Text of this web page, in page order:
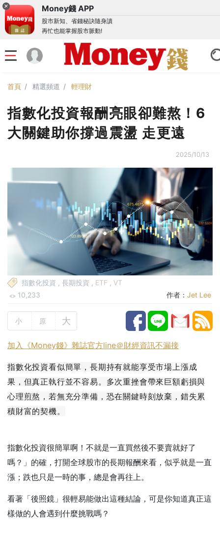
Money錢 APP
股市新知、省錢秘訣隨身讀
再忙也能掌握股市脈動!
首頁 精選頻道 輕理財
指數化投資報酬亮眼卻難熬！6
大關鍵助你撐過震盪 走更遠
2025/10/13
指數化投資 , 長期投資 , ETF , VT
10,233
作者： Jet Lee
小 原 大
加入《Money錢》雜誌官方line＠財經資訊不漏接
指數化投資看似簡單，長期持有就能享受市場上漲成
果，但真正執行並不容易。多次重挫會帶來巨額虧損與
心理煎熬，若無充分準備，恐在關鍵時刻放棄，錯失累
積財富的契機。
指數化投資很簡單啊！不就是一直買然後不要賣就好了
嗎？」的確，打開全球股市的長期報酬來看，似乎就是一直
漲；跌也只是一時的事，總是會再往上。
看著「後照鏡」很輕易能做出這種結論，可是你知道真正這
樣做的人會遇到什麼挑戰嗎？